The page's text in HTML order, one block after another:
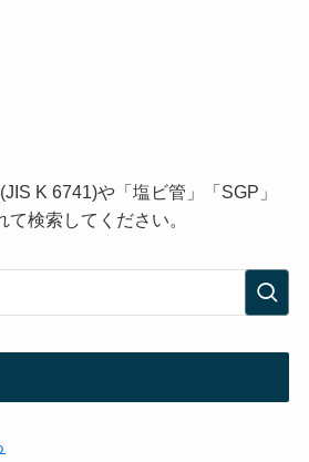
K 6741)や「塩ビ管」「SGP」
検索してください。